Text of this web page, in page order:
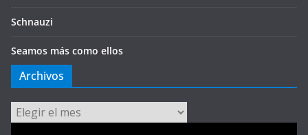
Schnauzi
Seamos más como ellos
Archivos
Archivos